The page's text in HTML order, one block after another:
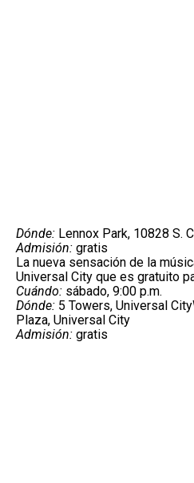
Dónde: Lennox Park, 10828 S.
Admisión: gratis
La nueva sensación de la
Universal City que es gratuito
Cuándo: sábado, 9:00 p.m.
Dónde: 5 Towers, Universal
Plaza, Universal City
Admisión: gratis